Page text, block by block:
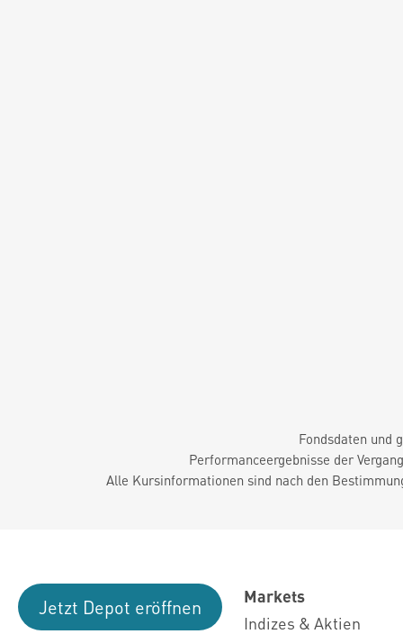
Fondsdaten und
Performanceergebnisse der
Alle Kursinformationen sind nach den
Jetzt Depot eröffnen
Markets
Indizes & Aktien